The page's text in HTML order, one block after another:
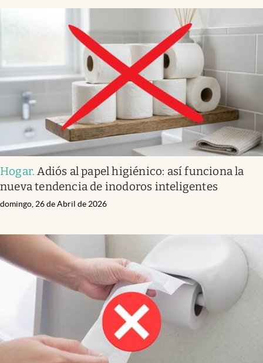
Hogar.Adiós al papel higiénico: así funciona la
nueva tendencia de inodoros inteligentes
domingo, 26 de Abril de 2026